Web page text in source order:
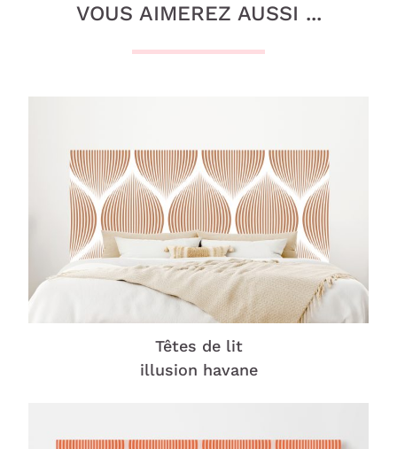
VOUS AIMEREZ AUSSI ...
Têtes de lit
illusion havane